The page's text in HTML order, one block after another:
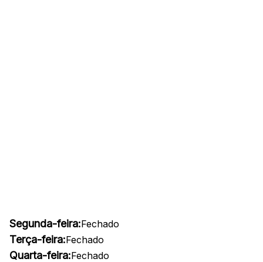
Segunda-feira:Fechado
Terça-feira:Fechado
Quarta-feira:Fechado